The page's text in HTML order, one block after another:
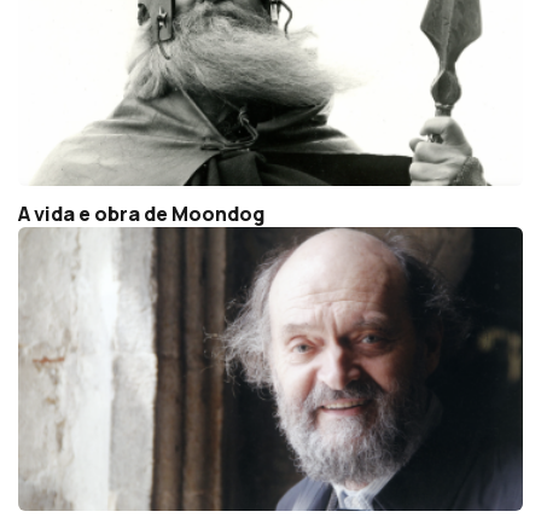
A vida e obra de Moondog